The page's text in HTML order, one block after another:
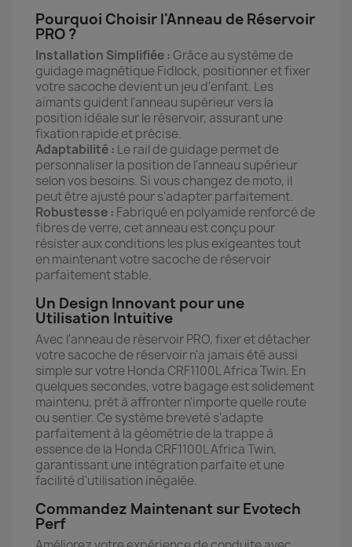
Pourquoi Choisir l'Anneau de Réservoir
PRO ?
Installation Simplifiée : Grâce au système de
guidage magnétique Fidlock, positionner et fixer
votre sacoche devient un jeu d'enfant. Les
aimants guident l'anneau supérieur vers la
position idéale sur le réservoir, assurant une
fixation rapide et précise.
Adaptabilité : Le rail de guidage permet de
personnaliser la position de l'anneau supérieur
selon vos besoins. Si vous changez de moto, il
peut être ajusté pour s'adapter parfaitement.
Robustesse : Fabriqué en polyamide renforcé de
fibres de verre, cet anneau est conçu pour
résister aux conditions les plus exigeantes tout
en maintenant votre sacoche de réservoir
parfaitement stable.
Un Design Innovant pour une
Utilisation Intuitive
Avec l'anneau de réservoir PRO, fixer et détacher
votre sacoche de réservoir n'a jamais été aussi
simple sur votre Honda CRF1100L Africa Twin. En
quelques secondes, votre bagage est solidement
maintenu, prêt à affronter n'importe quelle route
ou sentier. Ce système breveté s'adapte
parfaitement à la géométrie de la trappe à
essence de la Honda CRF1100L Africa Twin,
garantissant une intégration parfaite et une
facilité d'utilisation inégalée.
Commandez Maintenant sur Evotech
Perf